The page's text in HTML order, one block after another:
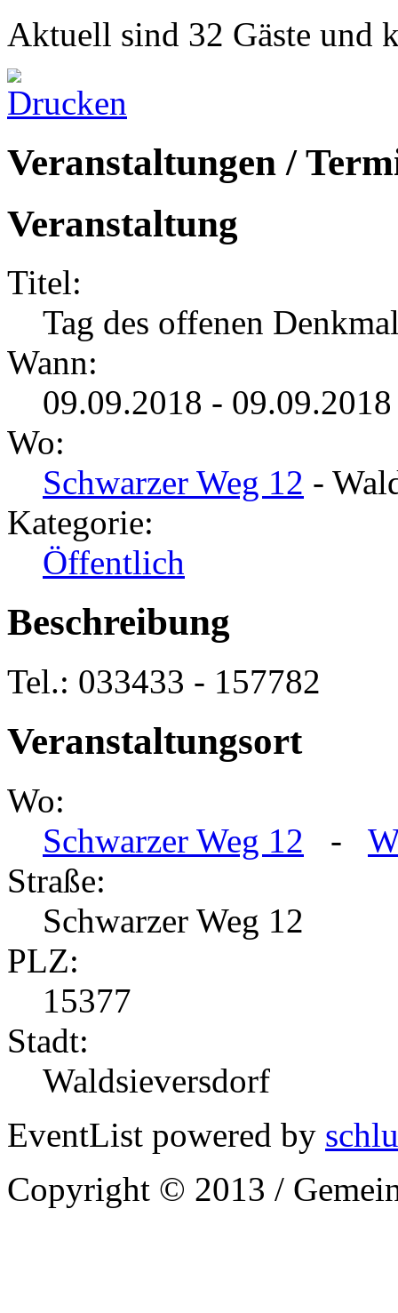
Aktuell sind 32 Gäste und
Veranstaltungen /
Veranstaltung
Titel:
Tag des offenen
Wann:
09.09.2018 -
Wo:
Schwarzer Weg 12 -
Kategorie:
Öffentlich
Beschreibung
Tel.: 033433 - 157782
Veranstaltungsort
Wo:
Schwarzer Weg 12 -
Straße:
Schwarzer Weg 12
PLZ:
15377
Stadt:
Waldsieversdorf
EventList powered by
Copyright © 2013 /